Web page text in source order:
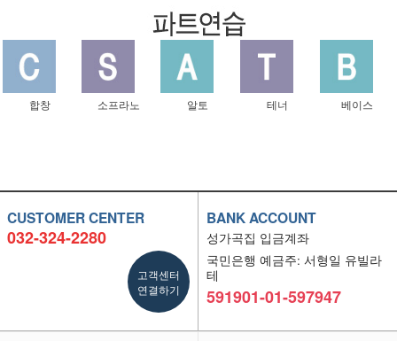
합창 소프라노 알토 테너 베이스
CUSTOMER CENTER
032-324-2280
고객센터
연결하기
BANK ACCOUNT
성가곡집 입금계좌
국민은행 예금주: 서형일 유빌라
테
591901-01-597947